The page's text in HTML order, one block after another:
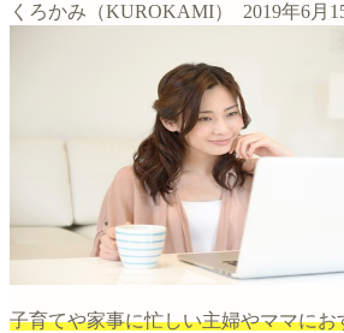
くろかみ（KUROKAMI） 2019年6月
子育てや家事に忙しい主婦やママに